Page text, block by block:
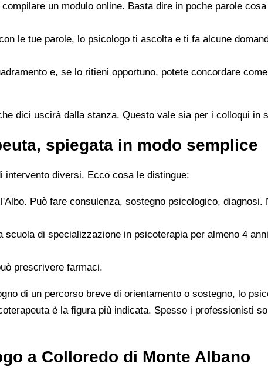
un modulo online. Basta dire in poche parole
le tue parole, lo psicologo ti ascolta e ti fa alcune
e, se lo ritieni opportuno, potete concordare
dici uscirà dalla stanza. Questo vale sia per i colloqui in
spiegata in modo semplice
intervento diversi. Ecco cosa le distingue:
Può fare consulenza, sostegno psicologico, diagnosi.
di specializzazione in psicoterapia per almeno 4
prescrivere farmaci.
di un percorso breve di orientamento o sostegno, lo
è la figura più indicata. Spesso i professionisti
a Colloredo di Monte Albano